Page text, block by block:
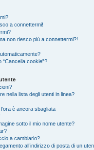
a connettermi!
non riesco più a connettermi?!
cookie”?
nella lista degli utenti in linea?
è ancora sbagliata
sotto il mio nome utente?
a cambiarlo?
all’indirizzo di posta di un